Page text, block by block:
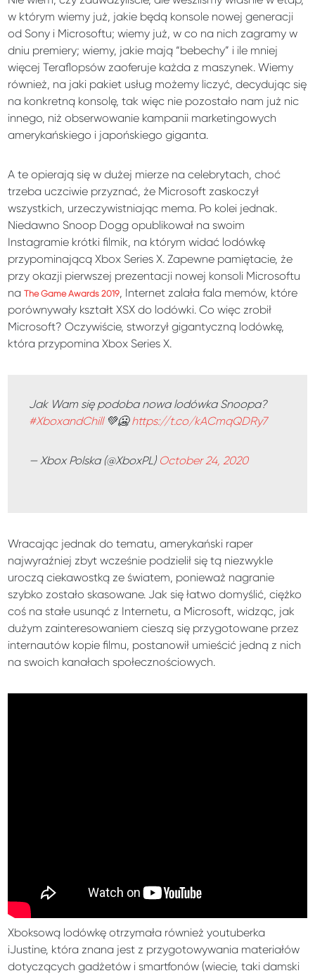
w którym wiemy już, jakie będą konsole nowej generacji
od Sony i Microsoftu; wiemy już, w co na nich zagramy w
dniu premiery; wiemy, jakie mają “bebechy” i ile mniej
więcej Teraflopsów zaoferuje każda z maszynek. Wiemy
również, na jaki pakiet usług możemy liczyć, decydując się
na konkretną konsolę, tak więc nie pozostało nam już nic
innego, niż obserwowanie kampanii marketingowych
amerykańskiego i japońskiego giganta.
A te opierają się w dużej mierze na celebrytach, choć
trzeba uczciwie przyznać, że Microsoft zaskoczył
wszystkich, urzeczywistniając mema. Po kolei jednak.
Niedawno Snoop Dogg opublikował na swoim
Instagramie krótki filmik, na którym widać lodówkę
przypominającą Xbox Series X. Zapewne pamiętacie, że
przy okazji pierwszej prezentacji nowej konsoli Microsoftu
naThe Game Awards 2019, Internet zalała fala memów, które
porównywały kształt XSX do lodówki. Co więc zrobił
Microsoft? Oczywiście, stworzył gigantyczną lodówkę,
która przypomina Xbox Series X.
Jak Wam się podoba nowa lodówka Snoopa?
#XboxandChill💚🥶https://t.co/kACmqQDRy7
— Xbox Polska (@XboxPL) October 24, 2020
Wracając jednak do tematu, amerykański raper
najwyraźniej zbyt wcześnie podzielił się tą niezwykle
uroczą ciekawostką ze światem, ponieważ nagranie
szybko zostało skasowane. Jak się łatwo domyślić, ciężko
coś na stałe usunąć z Internetu, a Microsoft, widząc, jak
dużym zainteresowaniem cieszą się przygotowane przez
internautów kopie filmu, postanowił umieścić jedną z nich
na swoich kanałach społecznościowych.
Xboksową lodówkę otrzymała również youtuberka
iJustine, która znana jest z przygotowywania materiałów
dotyczących gadżetów i smartfonów (wiecie, taki damski